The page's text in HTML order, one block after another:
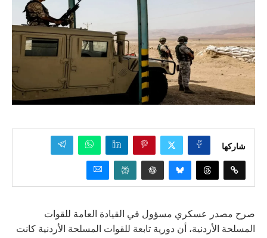
شاركها
صرح مصدر عسكري مسؤول في القيادة العامة للقوات
المسلحة الأردنية، أن دورية تابعة للقوات المسلحة الأردنية كانت